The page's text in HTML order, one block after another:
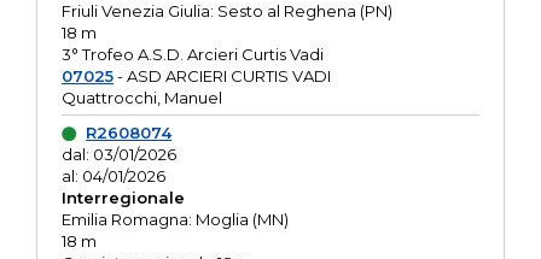
Friuli Venezia Giulia: Sesto al Reghena (PN)
18 m
3° Trofeo A.S.D. Arcieri Curtis Vadi
07025- ASD ARCIERI CURTIS VADI
Quattrocchi, Manuel
R2608074
dal: 03/01/2026
al: 04/01/2026
Interregionale
Emilia Romagna: Moglia (MN)
18 m